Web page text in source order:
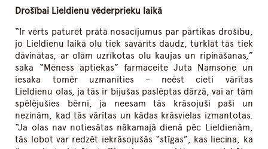
Drošībai Lieldienu vēderprieku laikā
“Ir vērts paturēt prātā nosacījumus par pārtikas drošību,
jo Lieldienu laikā olu tiek savārīts daudz, turklāt tās tiek
dāvinātas, ar olām uzrīkotas olu kaujas un ripināšanas,”
saka “Mēness aptiekas” farmaceite Juta Namsone un
iesaka tomēr uzmanīties – neēst cieti vārītas
Lieldienu olas, ja tās ir bijušas paslēptas dārzā, vai ar tām
spēlējušies bērni, ja neesam tās krāsojuši paši un
nezinām, kad tās vārītas un kādas krāsvielas izmantotas.
“Ja olas nav notiesātas nākamajā dienā pēc Lieldienām,
tās lobot var redzēt iekrāsojušās “stīgas”, kas liecina, ka